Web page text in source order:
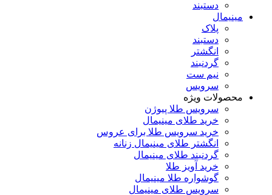
دستبند
مینیمال
پلاک
دستبند
انگشتر
گردنبند
نیم ست
سرویس
محصولات ویژه
سرویس طلا پیوژن
خرید طلای مینیمال
خرید سرویس طلا برای عروس
انگشتر طلای مینیمال زنانه
گردنبند طلای مینیمال
خرید آویز طلا
گوشواره طلا مینیمال
سرویس طلای مینیمال